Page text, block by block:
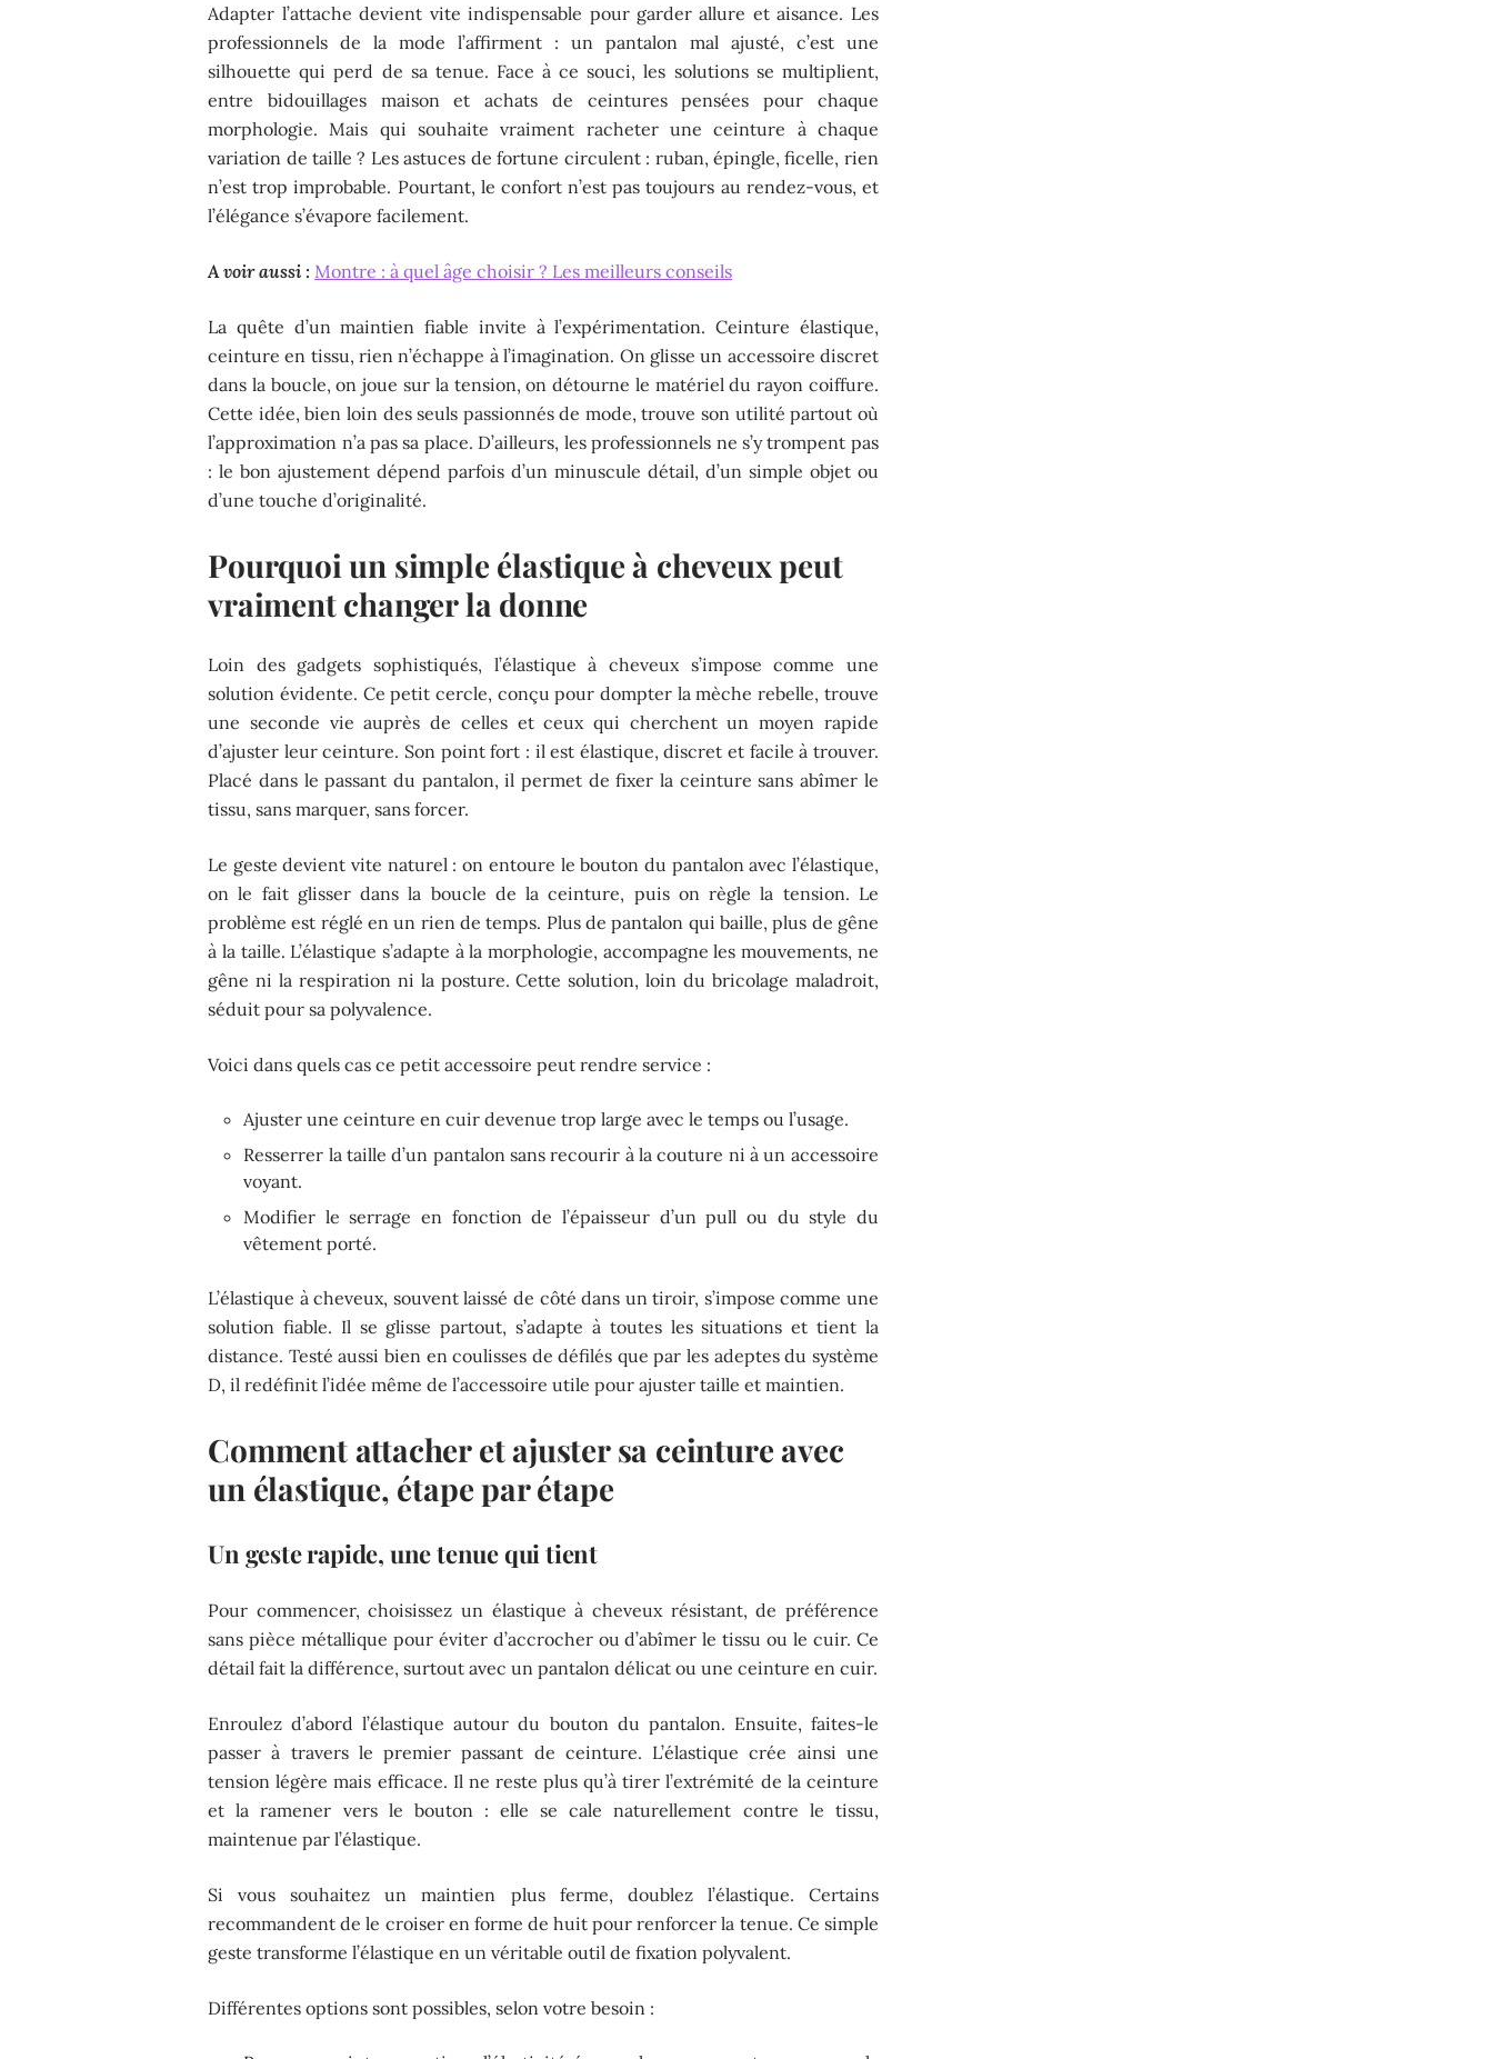
Adapter l’attache devient vite indispensable pour garder allure et aisance. Les
professionnels de la mode l’affirment : un pantalon mal ajusté, c’est une
silhouette qui perd de sa tenue. Face à ce souci, les solutions se multiplient,
entre bidouillages maison et achats de ceintures pensées pour chaque
morphologie. Mais qui souhaite vraiment racheter une ceinture à chaque
variation de taille ? Les astuces de fortune circulent : ruban, épingle, ficelle, rien
n’est trop improbable. Pourtant, le confort n’est pas toujours au rendez-vous, et
l’élégance s’évapore facilement.
A voir aussi : Montre : à quel âge choisir ? Les meilleurs conseils
La quête d’un maintien fiable invite à l’expérimentation. Ceinture élastique,
ceinture en tissu, rien n’échappe à l’imagination. On glisse un accessoire discret
dans la boucle, on joue sur la tension, on détourne le matériel du rayon coiffure.
Cette idée, bien loin des seuls passionnés de mode, trouve son utilité partout où
l’approximation n’a pas sa place. D’ailleurs, les professionnels ne s’y trompent pas
: le bon ajustement dépend parfois d’un minuscule détail, d’un simple objet ou
d’une touche d’originalité.
Pourquoi un simple élastique à cheveux peut
vraiment changer la donne
Loin des gadgets sophistiqués, l’élastique à cheveux s’impose comme une
solution évidente. Ce petit cercle, conçu pour dompter la mèche rebelle, trouve
une seconde vie auprès de celles et ceux qui cherchent un moyen rapide
d’ajuster leur ceinture. Son point fort : il est élastique, discret et facile à trouver.
Placé dans le passant du pantalon, il permet de fixer la ceinture sans abîmer le
tissu, sans marquer, sans forcer.
Le geste devient vite naturel : on entoure le bouton du pantalon avec l’élastique,
on le fait glisser dans la boucle de la ceinture, puis on règle la tension. Le
problème est réglé en un rien de temps. Plus de pantalon qui baille, plus de gêne
à la taille. L’élastique s’adapte à la morphologie, accompagne les mouvements, ne
gêne ni la respiration ni la posture. Cette solution, loin du bricolage maladroit,
séduit pour sa polyvalence.
Voici dans quels cas ce petit accessoire peut rendre service :
Ajuster une ceinture en cuir devenue trop large avec le temps ou l’usage.
Resserrer la taille d’un pantalon sans recourir à la couture ni à un accessoire
voyant.
Modifier le serrage en fonction de l’épaisseur d’un pull ou du style du
vêtement porté.
L’élastique à cheveux, souvent laissé de côté dans un tiroir, s’impose comme une
solution fiable. Il se glisse partout, s’adapte à toutes les situations et tient la
distance. Testé aussi bien en coulisses de défilés que par les adeptes du système
D, il redéfinit l’idée même de l’accessoire utile pour ajuster taille et maintien.
Comment attacher et ajuster sa ceinture avec
un élastique, étape par étape
Un geste rapide, une tenue qui tient
Pour commencer, choisissez un élastique à cheveux résistant, de préférence
sans pièce métallique pour éviter d’accrocher ou d’abîmer le tissu ou le cuir. Ce
détail fait la différence, surtout avec un pantalon délicat ou une ceinture en cuir.
Enroulez d’abord l’élastique autour du bouton du pantalon. Ensuite, faites-le
passer à travers le premier passant de ceinture. L’élastique crée ainsi une
tension légère mais efficace. Il ne reste plus qu’à tirer l’extrémité de la ceinture
et la ramener vers le bouton : elle se cale naturellement contre le tissu,
maintenue par l’élastique.
Si vous souhaitez un maintien plus ferme, doublez l’élastique. Certains
recommandent de le croiser en forme de huit pour renforcer la tenue. Ce simple
geste transforme l’élastique en un véritable outil de fixation polyvalent.
Différentes options sont possibles, selon votre besoin :